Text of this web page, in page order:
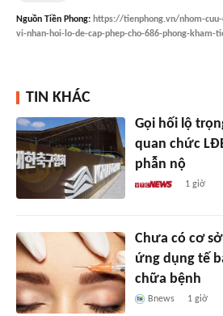
Nguồn Tiền Phong: https://tienphong.vn/nhom-
vi-nhan-hoi-lo-de-cap-phep-cho-686-phong-kham-
TIN KHÁC
Gọi hối lộ
quan chức
phẫn nộ
1 giờ
Chưa có cơ
ứng dụng tế
chữa bệnh
Bnews 1 giờ